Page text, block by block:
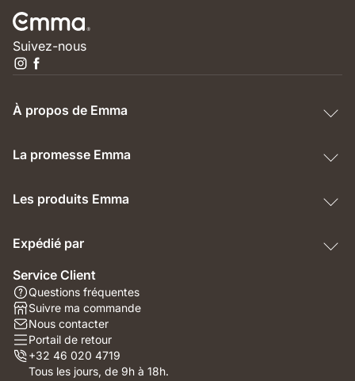
Suivez-nous
À propos de Emma
La promesse Emma
Les produits Emma
Expédié par
Service Client
Questions fréquentes
Suivre ma commande
Nous contacter
Portail de retour
+32 46 020 4719
Tous les jours, de 9h à 18h.